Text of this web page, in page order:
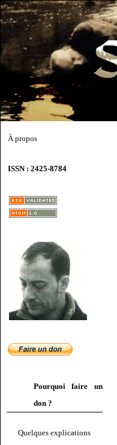
À propos
ISSN : 2425-8784
Pourquoi faire un
don ?
Quelques explications